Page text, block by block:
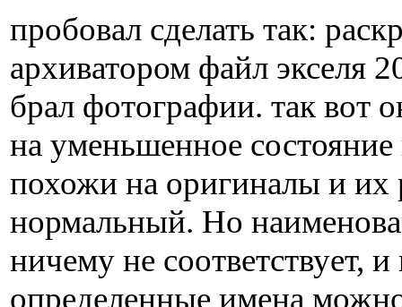
пробовал сделать так:
архиватором файл экселя
брал фотографии. так вот
на уменьшенное состояние
похожи на оригиналы и их
нормальный. Но
ничему не соответствует,
определенные имена